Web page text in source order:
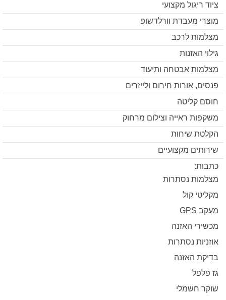
ציוד ריגול מקצועי
מוצרי מעבדת וורלדשופ
מצלמות לרכב
גילוי האזנות
מצלמות אבטחה ותיעוד
פנסים, אורות חירום ולייזרים
חוסם קליטה
משקפות ראייה וצילום מרחוק
הקלטת שיחות
שירותים מקצועיים
כתבות:
מצלמות נסתרות
מקליטי קול
מעקב GPS
מכשירי האזנה
אוזניות נסתרות
בדיקת האזנה
גז פלפל
שוקר חשמלי